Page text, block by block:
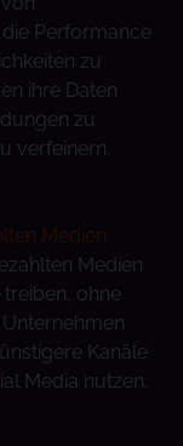
Performance
zu
ihre Daten
zu
verfeinern.
Medien:
Medien
ohne
Kanäle
Media nutzen.